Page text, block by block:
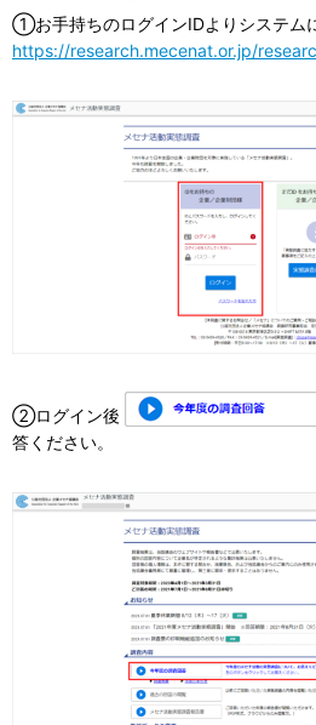
①お手持ちのログインIDよりシステム
https://research.mecenat.or.jp/
②ログイン後
答ください。